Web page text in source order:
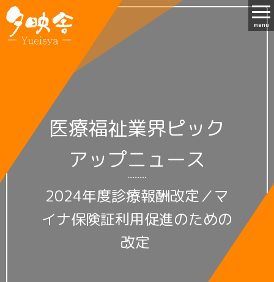
医療福祉業界ピック
アップニュース
2024年度診療報酬改定／マ
イナ保険証利用促進のための
改定
menu